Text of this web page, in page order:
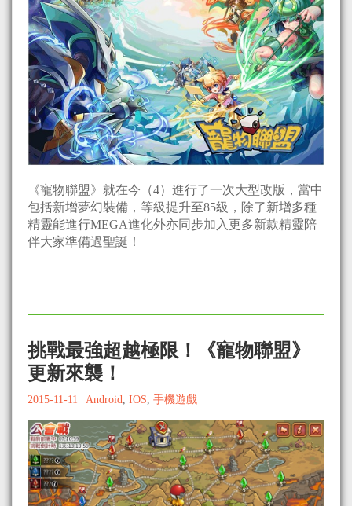
《寵物聯盟》就在今（4）進行了一次大型改版，當中
包括新增夢幻裝備，等級提升至85級，除了新增多種
精靈能進行MEGA進化外亦同步加入更多新款精靈陪
伴大家準備過聖誕！
挑戰最強超越極限！《寵物聯盟》
更新來襲！
2015-11-11 | Android IOS 手機遊戲